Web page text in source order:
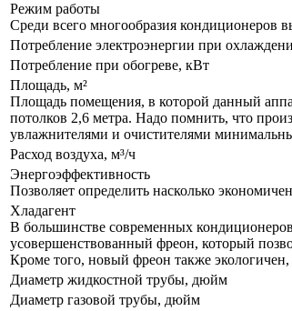
Режим работы
Среди всего многообразия
Потребление электроэнергии при
Потребление при обогреве, кВт
Площадь, м²
Площадь помещения, в которой данный
потолков 2,6 метра. Надо помнить, что
увлажнителями и очистителями
Расход воздуха, м³/ч
Энергоэффективность
Позволяет определить насколько
Хладагент
В большинстве современных
усовершенствованный фреон, который
Кроме того, новый фреон также
Диаметр жидкостной трубы, дюйм
Диаметр газовой трубы, дюйм